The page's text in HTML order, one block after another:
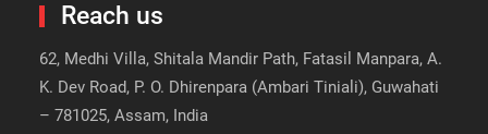
Reach us
62, Medhi Villa, Shitala Mandir Path, Fatasil Manpara, A.
K. Dev Road, P. O. Dhirenpara (Ambari Tiniali), Guwahati
– 781025, Assam, India